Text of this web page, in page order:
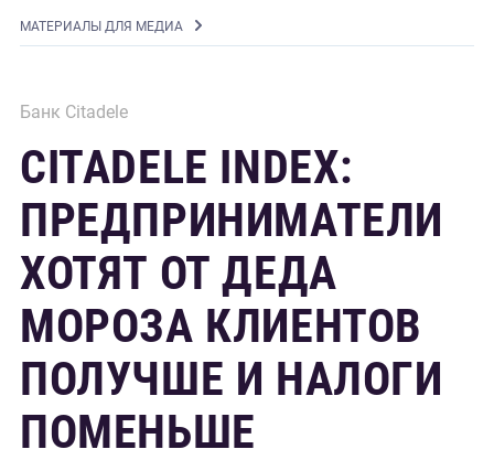
MАТЕРИАЛЫ ДЛЯ МЕДИА
Банк Citadele
CITADELE INDEX:
ПРЕДПРИНИМАТЕЛИ
ХОТЯТ ОТ ДЕДА
МОРОЗА КЛИЕНТОВ
ПОЛУЧШЕ И НАЛОГИ
ПОМЕНЬШЕ